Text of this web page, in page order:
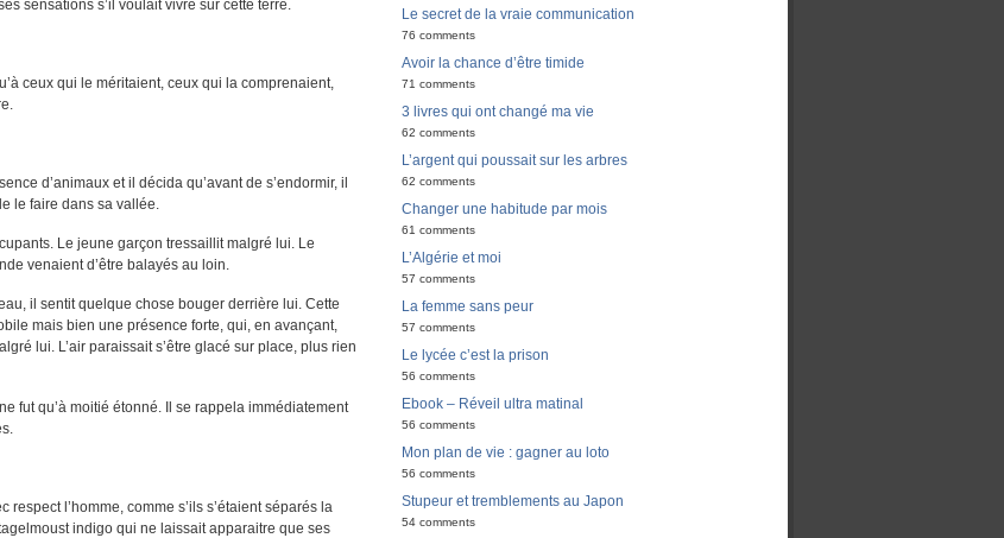
sensations s’il voulait vivre sur cette terre.
ceux qui le méritaient, ceux qui la comprenaient,
d’animaux et il décida qu’avant de s’endormir, il
le faire dans sa vallée.
Le jeune garçon tressaillit malgré lui. Le
venaient d’être balayés au loin.
il sentit quelque chose bouger derrière lui. Cette
mais bien une présence forte, qui, en avançant,
lui. L’air paraissait s’être glacé sur place, plus rien
fut qu’à moitié étonné. Il se rappela immédiatement
l’homme, comme s’ils s’étaient séparés la
indigo qui ne laissait apparaitre que ses
Le secret de la vraie communication
76 comments
Avoir la chance d’être timide
71 comments
3 livres qui ont changé ma vie
62 comments
L’argent qui poussait sur les arbres
62 comments
Changer une habitude par mois
61 comments
L’Algérie et moi
57 comments
La femme sans peur
57 comments
Le lycée c’est la prison
56 comments
Ebook – Réveil ultra matinal
56 comments
Mon plan de vie : gagner au loto
56 comments
Stupeur et tremblements au Japon
54 comments